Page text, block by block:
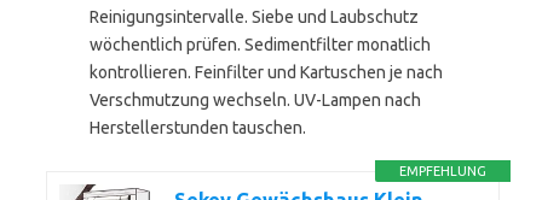
Reinigungsintervalle. Siebe und Laubschutz
wöchentlich prüfen. Sedimentfilter monatlich
kontrollieren. Feinfilter und Kartuschen je nach
Verschmutzung wechseln. UV-Lampen nach
Herstellerstunden tauschen.
EMPFEHLUNG